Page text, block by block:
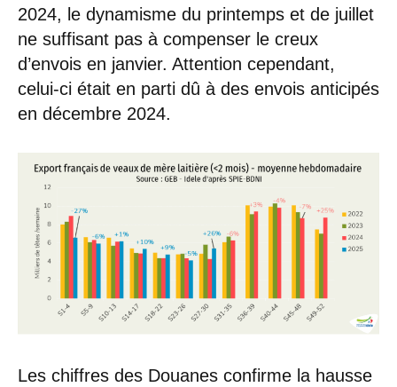
2024, le dynamisme du printemps et de juillet
ne suffisant pas à compenser le creux
d’envois en janvier. Attention cependant,
celui-ci était en parti dû à des envois anticipés
en décembre 2024.
Les chiffres des Douanes confirme la hausse